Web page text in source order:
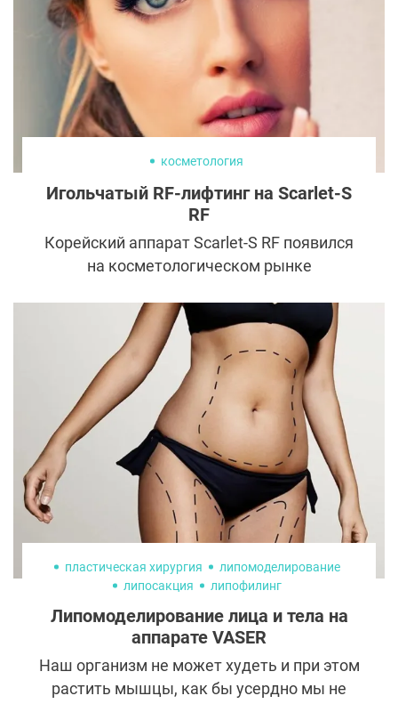
косметология
Игольчатый RF-лифтинг на Scarlet-S
RF
Корейский аппарат Scarlet-S RF появился
на косметологическом рынке
лидером в области неинвазивных
антивозрастных процедур. Сочетание
технологий фракционного омоложения и
RF-лифтинга позволяет уже за три сеанса
обновить матрикс кожи, получить гладкое
молодое лицо и восстановится всего за
пару дней.
пластическая хирургия
липомоделирование
липосакция
липофилинг
Липомоделирование лица и тела на
аппарате VASER
Наш организм не может худеть и при этом
растить мышцы, как бы усердно мы не